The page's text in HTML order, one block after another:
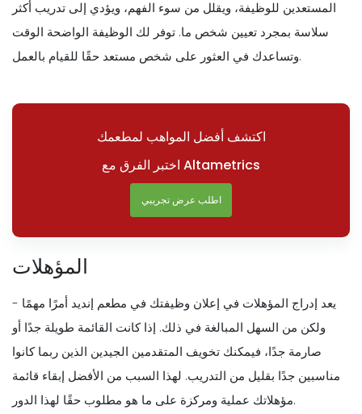
المستعدين للوظيفة، ويقلل من سوء الفهم، ويؤدي إلى تدريب أكثر
سلاسة بمجرد تعيين شخص ما. توفر لك الوظيفة الواضحة الوقت
وتساعدك في العثور على شخص مستعد حقًا للقيام بالعمل.
اكتشف أفضل المواهب لمطعمك
اختبر الفرق مع Altametrics
اطلب عرض تجريبي
المؤهلات
يعد إدراج المؤهلات في إعلان وظيفتك في مطعم إنديد أمرًا مهمًا -
ولكن من السهل المبالغة في ذلك. إذا كانت القائمة طويلة جدًا أو
صارمة جدًا، فيمكنك تخويف المتقدمين الجيدين الذين ربما كانوا
مناسبين جدًا بقليل من التدريب. لهذا السبب من الأفضل إبقاء قائمة
مؤهلاتك عملية ومركزة على ما هو مطلوب حقًا لهذا الدور.